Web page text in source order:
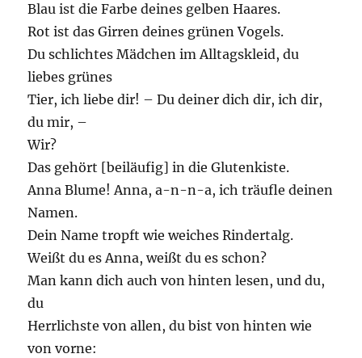
Blau ist die Farbe deines gelben Haares.
Rot ist das Girren deines grünen Vogels.
Du schlichtes Mädchen im Alltagskleid, du
liebes grünes
Tier, ich liebe dir! – Du deiner dich dir, ich dir,
du mir, –
Wir?
Das gehört [beiläufig] in die Glutenkiste.
Anna Blume! Anna, a-n-n-a, ich träufle deinen
Namen.
Dein Name tropft wie weiches Rindertalg.
Weißt du es Anna, weißt du es schon?
Man kann dich auch von hinten lesen, und du,
du
Herrlichste von allen, du bist von hinten wie
von vorne: